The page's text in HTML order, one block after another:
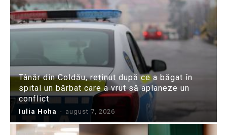
Tânăr din Coldău, reținut după ce a băgat în
spital un bărbat care a vrut să aplaneze un
conflict
Iulia Hoha - august 7, 2026